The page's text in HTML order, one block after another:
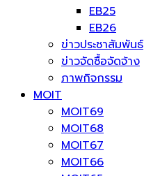
EB25
EB26
ข่าวประชาสัมพันธ์
ข่าวจัดซื้อจัดจ้าง
ภาพกิจกรรม
MOIT
MOIT69
MOIT68
MOIT67
MOIT66